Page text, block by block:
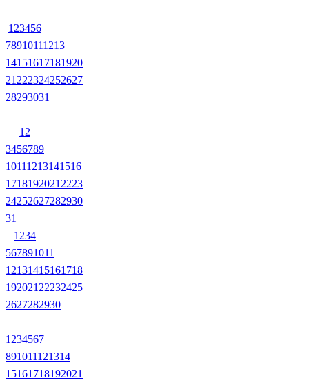
1 23456
78910111213
14151617181920
21 222324252627
28293031
1 2
3456789
10111213141516
1718192021 2223
24252627282930
31
1 234
567891011
12131415161718
192021 22232425
2627282930
1 234567
891011121314
15161718192021